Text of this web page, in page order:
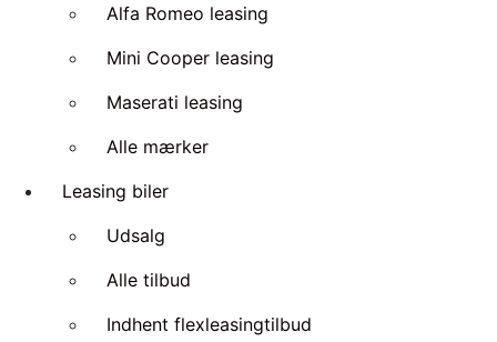
Alfa Romeo leasing
Mini Cooper leasing
Maserati leasing
Alle mærker
Leasing biler
Udsalg
Alle tilbud
Indhent flexleasingtilbud